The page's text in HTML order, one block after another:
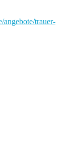
angebote/trauer-